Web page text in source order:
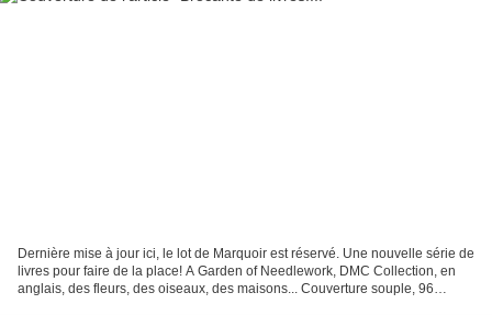
Dernière mise à jour ici, le lot de Marquoir est réservé. Une nouvelle série de
livres pour faire de la place! A Garden of Needlework, DMC Collection, en
anglais, des fleurs, des oiseaux, des maisons... Couverture souple, 96